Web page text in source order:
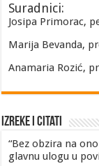
Suradnici:
Josipa Primorac,
Marija Bevanda,
Anamaria Rozić,
Izreke i Citati
“Bez obzira na
glavnu ulogu u